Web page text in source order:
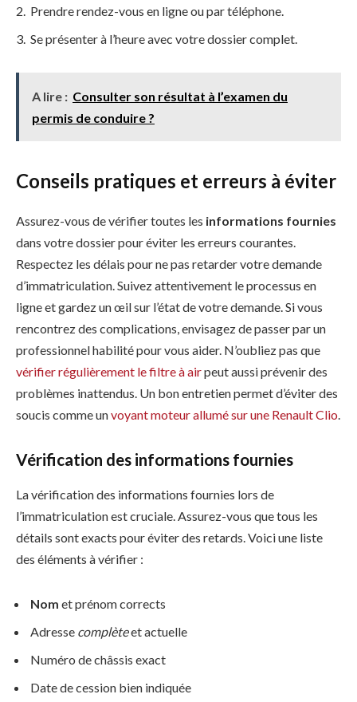
Prendre rendez-vous en ligne ou par téléphone.
Se présenter à l’heure avec votre dossier complet.
A lire : Consulter son résultat à l’examen du
permis de conduire ?
Conseils pratiques et erreurs à éviter
Assurez-vous de vérifier toutes les informations fournies
dans votre dossier pour éviter les erreurs courantes.
Respectez les délais pour ne pas retarder votre demande
d’immatriculation. Suivez attentivement le processus en
ligne et gardez un œil sur l’état de votre demande. Si vous
rencontrez des complications, envisagez de passer par un
professionnel habilité pour vous aider. N’oubliez pas que
vérifier régulièrement le filtre à airpeut aussi prévenir des
problèmes inattendus. Un bon entretien permet d’éviter des
soucis comme unvoyant moteur allumé sur une Renault Clio.
Vérification des informations fournies
La vérification des informations fournies lors de
l’immatriculation est cruciale. Assurez-vous que tous les
détails sont exacts pour éviter des retards. Voici une liste
des éléments à vérifier :
Nom et prénom corrects
Adresse complèteet actuelle
Numéro de châssis exact
Date de cession bien indiquée